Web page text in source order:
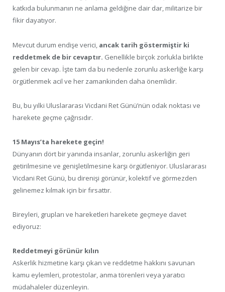
katkıda bulunmanın ne anlama geldiğine dair dar, militarize bir
fikir dayatıyor.
Mevcut durum endişe verici, ancak tarih göstermiştir ki
reddetmek de bir cevaptır. Genellikle birçok zorlukla birlikte
gelen bir cevap. İşte tam da bu nedenle zorunlu askerliğe karşı
örgütlenmek acil ve her zamankinden daha önemlidir.
Bu, bu yılki Uluslararası Vicdani Ret Günü’nün odak noktası ve
harekete geçme çağrısıdır.
15 Mayıs’ta harekete geçin!
Dünyanın dört bir yanında insanlar, zorunlu askerliğin geri
getirilmesine ve genişletilmesine karşı örgütleniyor. Uluslararası
Vicdani Ret Günü, bu direnişi görünür, kolektif ve görmezden
gelinemez kılmak için bir fırsattır.
Bireyleri, grupları ve hareketleri harekete geçmeye davet
ediyoruz:
Reddetmeyi görünür kılın
Askerlik hizmetine karşı çıkan ve reddetme hakkını savunan
kamu eylemleri, protestolar, anma törenleri veya yaratıcı
müdahaleler düzenleyin.